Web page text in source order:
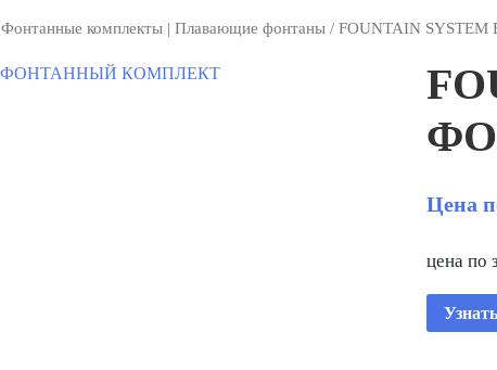
Фонтанные комплекты | Плавающие фонтаны/ FOUNTAIN
Цена
цена по